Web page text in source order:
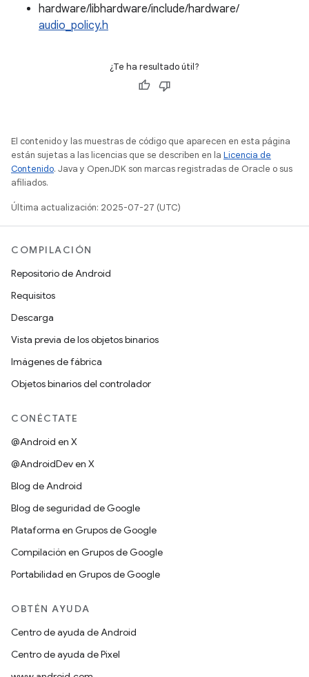
hardware/libhardware/include/hardware/
audio_policy.h
¿Te ha resultado útil?
El contenido y las muestras de código que aparecen en esta página
están sujetas a las licencias que se describen en la Licencia de
Contenido. Java y OpenJDK son marcas registradas de Oracle o sus
afiliados.
Última actualización: 2025-07-27 (UTC)
COMPILACIÓN
Repositorio de Android
Requisitos
Descarga
Vista previa de los objetos binarios
Imágenes de fábrica
Objetos binarios del controlador
CONÉCTATE
@Android en X
@AndroidDev en X
Blog de Android
Blog de seguridad de Google
Plataforma en Grupos de Google
Compilación en Grupos de Google
Portabilidad en Grupos de Google
OBTÉN AYUDA
Centro de ayuda de Android
Centro de ayuda de Pixel